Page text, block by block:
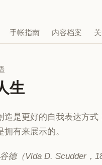
手帐指南 内容档案
生
造是更好的自我表达方式
有来展示的。
德（Vida D. Scudder，